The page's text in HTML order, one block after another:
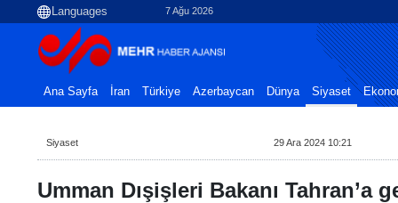
7 Ağu 2026
Ana Sayfa İran Türkiye Azerbaycan Dünya Siyaset
Siyaset 29 Ara 2024 10:21
Umman Dışişleri Bakanı Tahran’a